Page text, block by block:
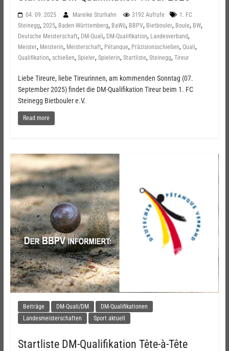
04. 09. 2025 Mareike Sturhahn 3192 Aufrufe
1. FC
Steinegg, 2025, Baden-Württemberg, BaWü, BBPV, Bietbouler, Boule, BW,
Deutsche Meisterschaft, DM-Quali, DM-Qualifikation, Landesverband,
Meister, Meisterin, Meisterschaft, Pétanque, Präzisionsschießen, Quali,
Qualifikation, schießen, Spieler, Spielerin, Startliste, Steinegg, Tireur
Liebe Tireure, liebe Tireurinnen, am kommenden Sonntag (07.
September 2025) findet die DM-Qualifikation Tireur beim 1. FC
Steinegg Bietbouler e.V.
Read more
Beiträge DM-Quali/DM
DM-Qualifikationen
Landesmeisterschaften
Sport aktuell
Startliste DM-Qualifikation Tête-à-Tête